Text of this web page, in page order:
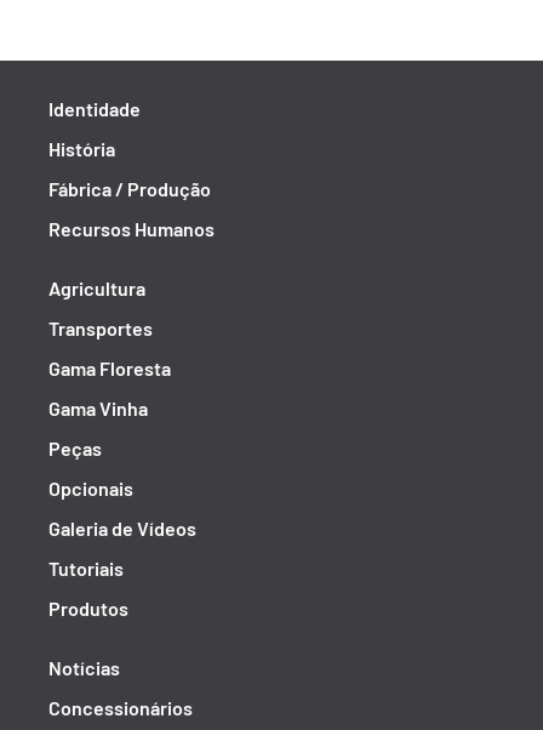
Identidade
História
Fábrica / Produção
Recursos Humanos
Agricultura
Transportes
Gama Floresta
Gama Vinha
Peças
Opcionais
Galeria de Vídeos
Tutoriais
Produtos
Notícias
Concessionários